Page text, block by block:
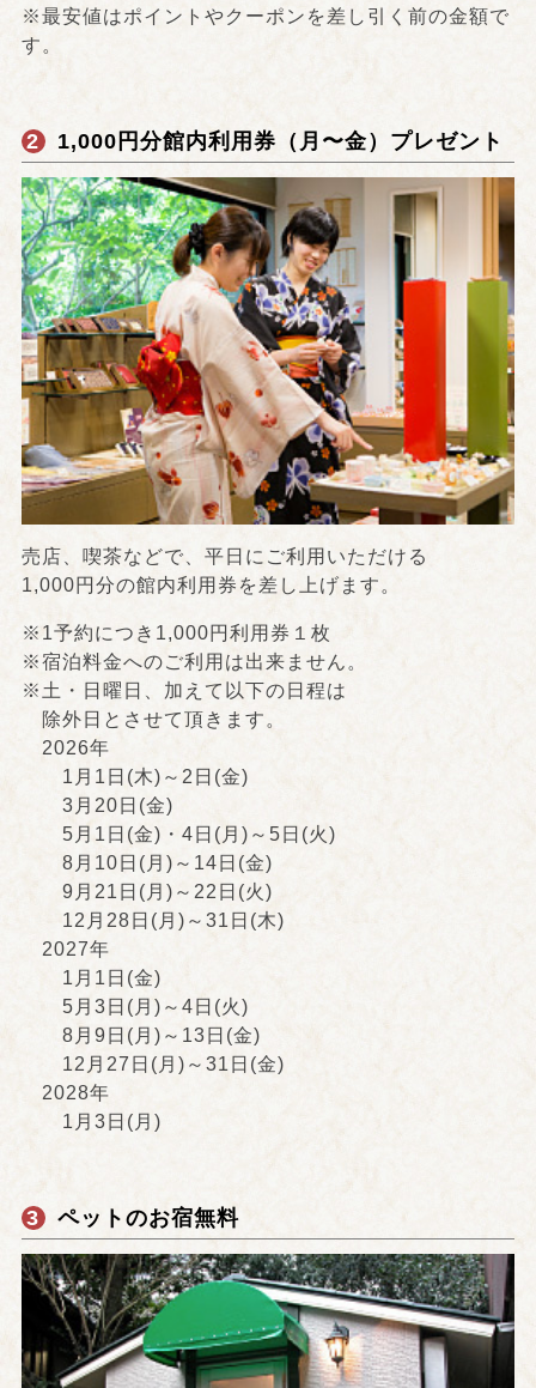
※最安値はポイントやクーポンを差し引く前の金額で
す。
2 1,000円分館内利用券（月〜金）プレゼント
売店、喫茶などで、平日にご利用いただける
1,000円分の館内利用券を差し上げます。
※1予約につき1,000円利用券１枚
※宿泊料金へのご利用は出来ません。
※土・日曜日、加えて以下の日程は
除外日とさせて頂きます。
2026年
1月1日(木)～2日(金)
3月20日(金)
5月1日(金)・4日(月)～5日(火)
8月10日(月)～14日(金)
9月21日(月)～22日(火)
12月28日(月)～31日(木)
2027年
1月1日(金)
5月3日(月)～4日(火)
8月9日(月)～13日(金)
12月27日(月)～31日(金)
2028年
1月3日(月)
3 ペットのお宿無料